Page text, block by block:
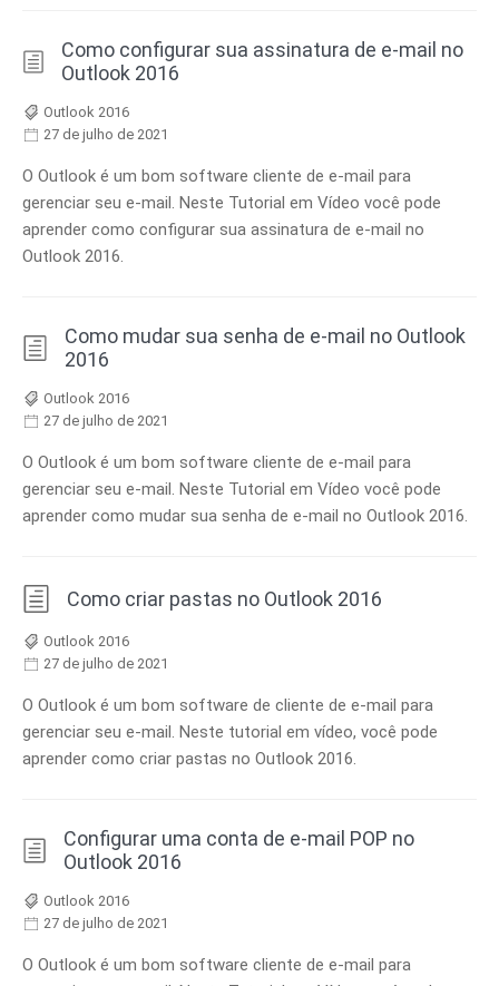
Como configurar sua assinatura de e-mail no
Outlook 2016
Outlook 2016
27 de julho de 2021
O Outlook é um bom software cliente de e-mail para
gerenciar seu e-mail. Neste Tutorial em Vídeo você pode
aprender como configurar sua assinatura de e-mail no
Outlook 2016.
Como mudar sua senha de e-mail no Outlook
2016
Outlook 2016
27 de julho de 2021
O Outlook é um bom software cliente de e-mail para
gerenciar seu e-mail. Neste Tutorial em Vídeo você pode
aprender como mudar sua senha de e-mail no Outlook 2016.
Como criar pastas no Outlook 2016
Outlook 2016
27 de julho de 2021
O Outlook é um bom software de cliente de e-mail para
gerenciar seu e-mail. Neste tutorial em vídeo, você pode
aprender como criar pastas no Outlook 2016.
Configurar uma conta de e-mail POP no
Outlook 2016
Outlook 2016
27 de julho de 2021
O Outlook é um bom software cliente de e-mail para